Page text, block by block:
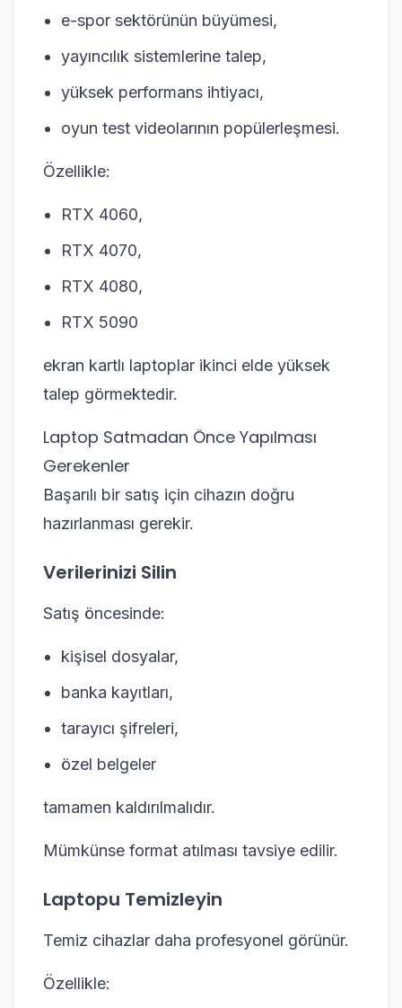
e-spor sektörünün büyümesi,
yayıncılık sistemlerine talep,
yüksek performans ihtiyacı,
oyun test videolarının popülerleşmesi.
Özellikle:
RTX 4060,
RTX 4070,
RTX 4080,
RTX 5090
ekran kartlı laptoplar ikinci elde yüksek
talep görmektedir.
Laptop Satmadan Önce Yapılması
Gerekenler
Başarılı bir satış için cihazın doğru
hazırlanması gerekir.
Verilerinizi Silin
Satış öncesinde:
kişisel dosyalar,
banka kayıtları,
tarayıcı şifreleri,
özel belgeler
tamamen kaldırılmalıdır.
Mümkünse format atılması tavsiye edilir.
Laptopu Temizleyin
Temiz cihazlar daha profesyonel görünür.
Özellikle: